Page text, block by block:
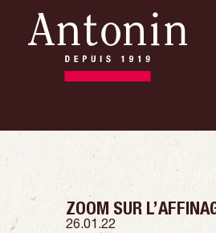
ZOOM SUR
26.01.22